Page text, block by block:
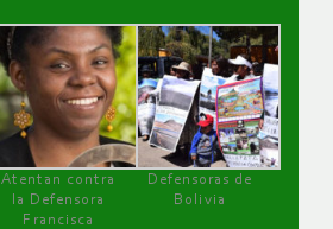
Atentan contra
la Defensora
Francisca
Defensoras de
Bolivia